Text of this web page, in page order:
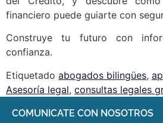
financiero puede guiarte con
Construye tu futuro con
confianza.
Etiquetado abogados bilingües,
Asesoría legal, consultas legales
COMUNICATE CON NOSOTROS